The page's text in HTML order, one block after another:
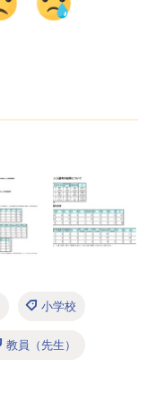
小学校
教員（先生）